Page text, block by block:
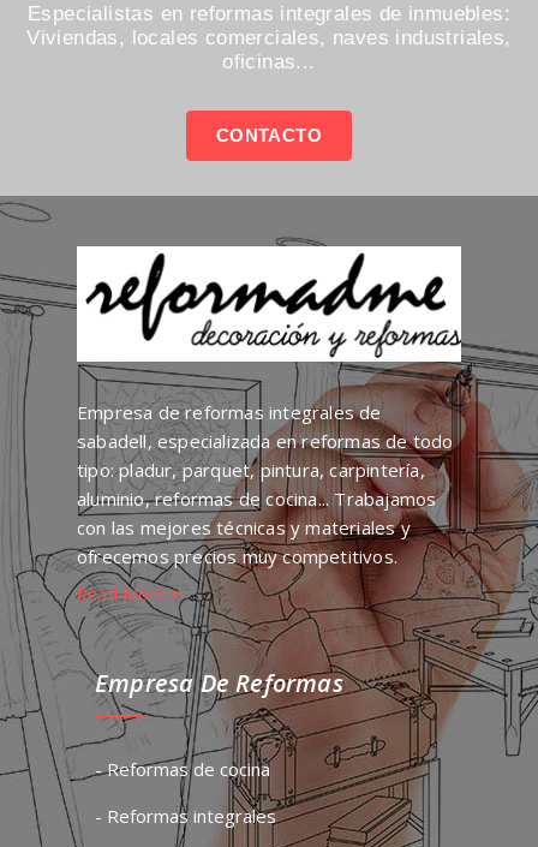
Especialistas en reformas integrales de inmuebles:
Viviendas, locales comerciales, naves industriales,
oficinas...
CONTACTO
Empresa de reformas integrales de
sabadell, especializada en reformas de todo
tipo: pladur, parquet, pintura, carpintería,
aluminio, reformas de cocina... Trabajamos
con las mejores técnicas y materiales y
ofrecemos precios muy competitivos.
Read More
Empresa De Reformas
- Reformas de cocina
- Reformas integrales